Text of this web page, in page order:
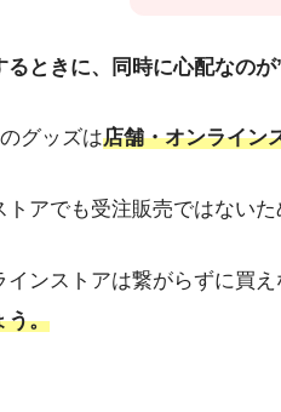
ときに、同時に心配なの
グッズは店舗・オンライン
アでも受注販売ではないた
インストアは繋がらずに買
う。